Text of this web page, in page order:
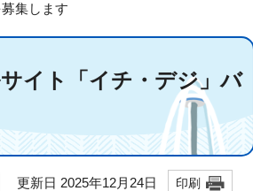
集します
イト「イチ・デジ」バ
更新日 2025年12月24日 印刷